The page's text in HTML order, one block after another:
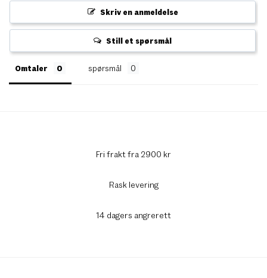
Skriv en anmeldelse
Still et spørsmål
Omtaler spørsmål
Fri frakt fra 2900 kr
Rask levering
14 dagers angrerett